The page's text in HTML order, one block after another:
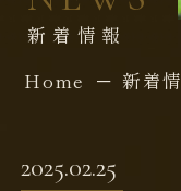
新 着 情 報
Home
新着
2025.02.25